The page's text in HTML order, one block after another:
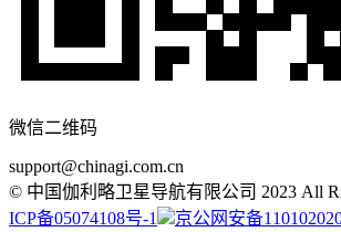
微信二维码
support@chinagi.com.cn
© 中国伽利略卫星导航有限公司 2023 All
ICP备05074108号-1
京公网安备